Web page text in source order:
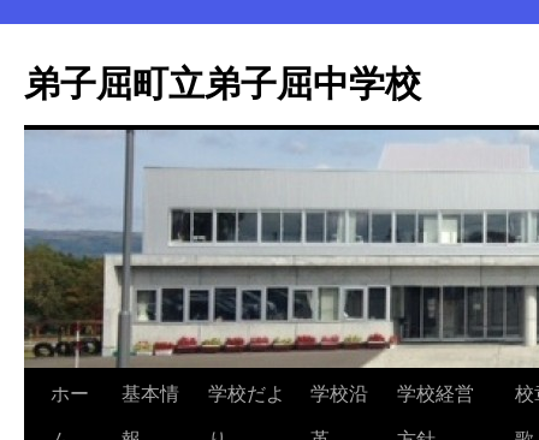
弟子屈町立弟子屈中学校
コホー
基本情
学校だよ
学校沿
学校経営
校